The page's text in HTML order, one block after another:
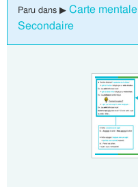
Paru dans ▶ Carte
Secondaire